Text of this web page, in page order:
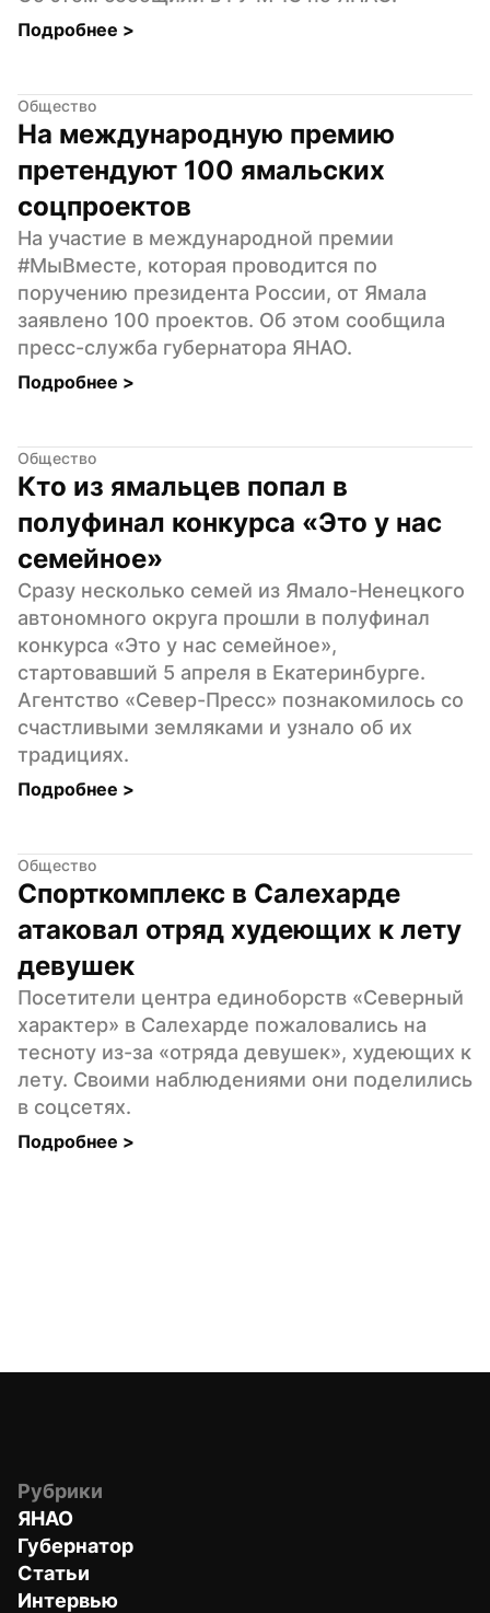
Подробнее >
Общество
На международную премию
претендуют 100 ямальских
соцпроектов
На участие в международной премии
#МыВместе, которая проводится по
поручению президента России, от Ямала
заявлено 100 проектов. Об этом сообщила
пресс-служба губернатора ЯНАО.
Подробнее >
Общество
Кто из ямальцев попал в
полуфинал конкурса «Это у нас
семейное»
Сразу несколько семей из Ямало-Ненецкого
автономного округа прошли в полуфинал
конкурса «Это у нас семейное»,
стартовавший 5 апреля в Екатеринбурге.
Агентство «Север-Пресс» познакомилось со
счастливыми земляками и узнало об их
традициях.
Подробнее >
Общество
Спорткомплекс в Салехарде
атаковал отряд худеющих к лету
девушек
Посетители центра единоборств «Северный
характер» в Салехарде пожаловались на
тесноту из-за «отряда девушек», худеющих к
лету. Своими наблюдениями они поделились
в соцсетях.
Подробнее >
Рубрики
ЯНАО
Губернатор
Статьи
Интервью